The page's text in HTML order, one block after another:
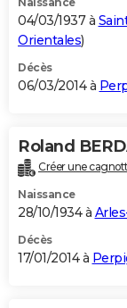
04/03/1937 à
Orientales)
Décès
06/03/2014 à
Roland
Créer une
Naissance
28/10/1934 à
Décès
17/01/2014 à